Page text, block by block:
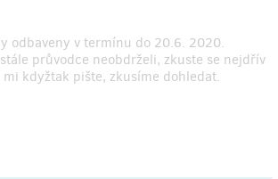
odbaveny v termínu do 20.6. 2020.
průvodce neobdrželi, zkuste se nejdřív
kdyžtak pište, zkusíme dohledat.